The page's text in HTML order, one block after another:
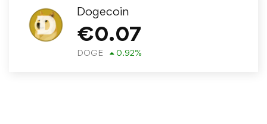
Dogecoin
€0.07
DOGE 0.92%